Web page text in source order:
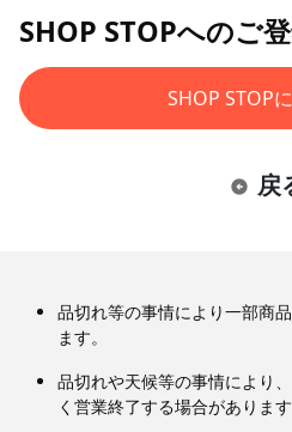
SHOP STOPへのご
SHOP STOP
戻
品切れ等の事情により一部商
ます。
品切れや天候等の事情により
く営業終了する場合があります